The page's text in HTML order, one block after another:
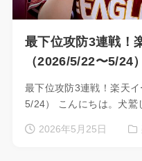
最下位攻防3連戦！
（2026/5/22〜5/24）
最下位攻防3連戦！楽天
5/24） こんにちは。犬鷲
2026年5月25日